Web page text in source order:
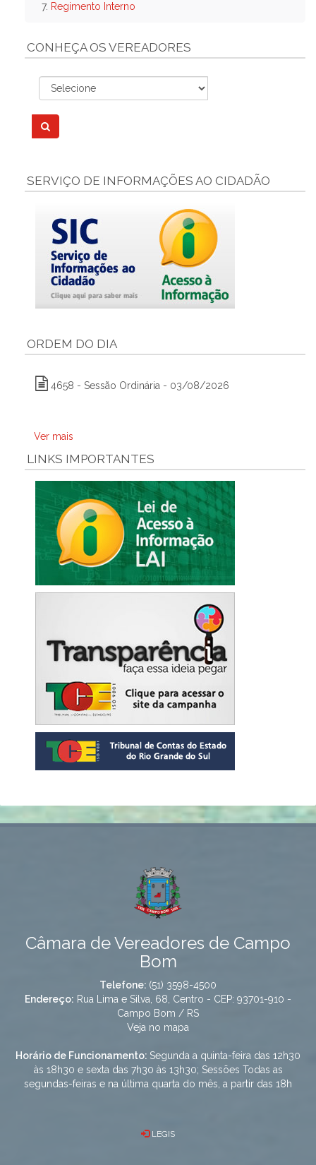
7. Regimento Interno
CONHEÇA OS VEREADORES
SERVIÇO DE INFORMAÇÕES AO CIDADÃO
ORDEM DO DIA
4658 - Sessão Ordinária - 03/08/2026
Ver mais
LINKS IMPORTANTES
Câmara de Vereadores de Campo
Bom
Telefone: (51) 3598-4500
Endereço: Rua Lima e Silva, 68, Centro - CEP: 93701-910 -
Campo Bom / RS
Veja no mapa
Horário de Funcionamento: Segunda a quinta-feira das 12h30
às 18h30 e sexta das 7h30 às 13h30; Sessões Todas as
segundas-feiras e na última quarta do mês, a partir das 18h
LEGIS